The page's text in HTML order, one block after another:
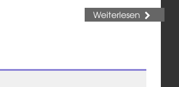
Weiterlesen